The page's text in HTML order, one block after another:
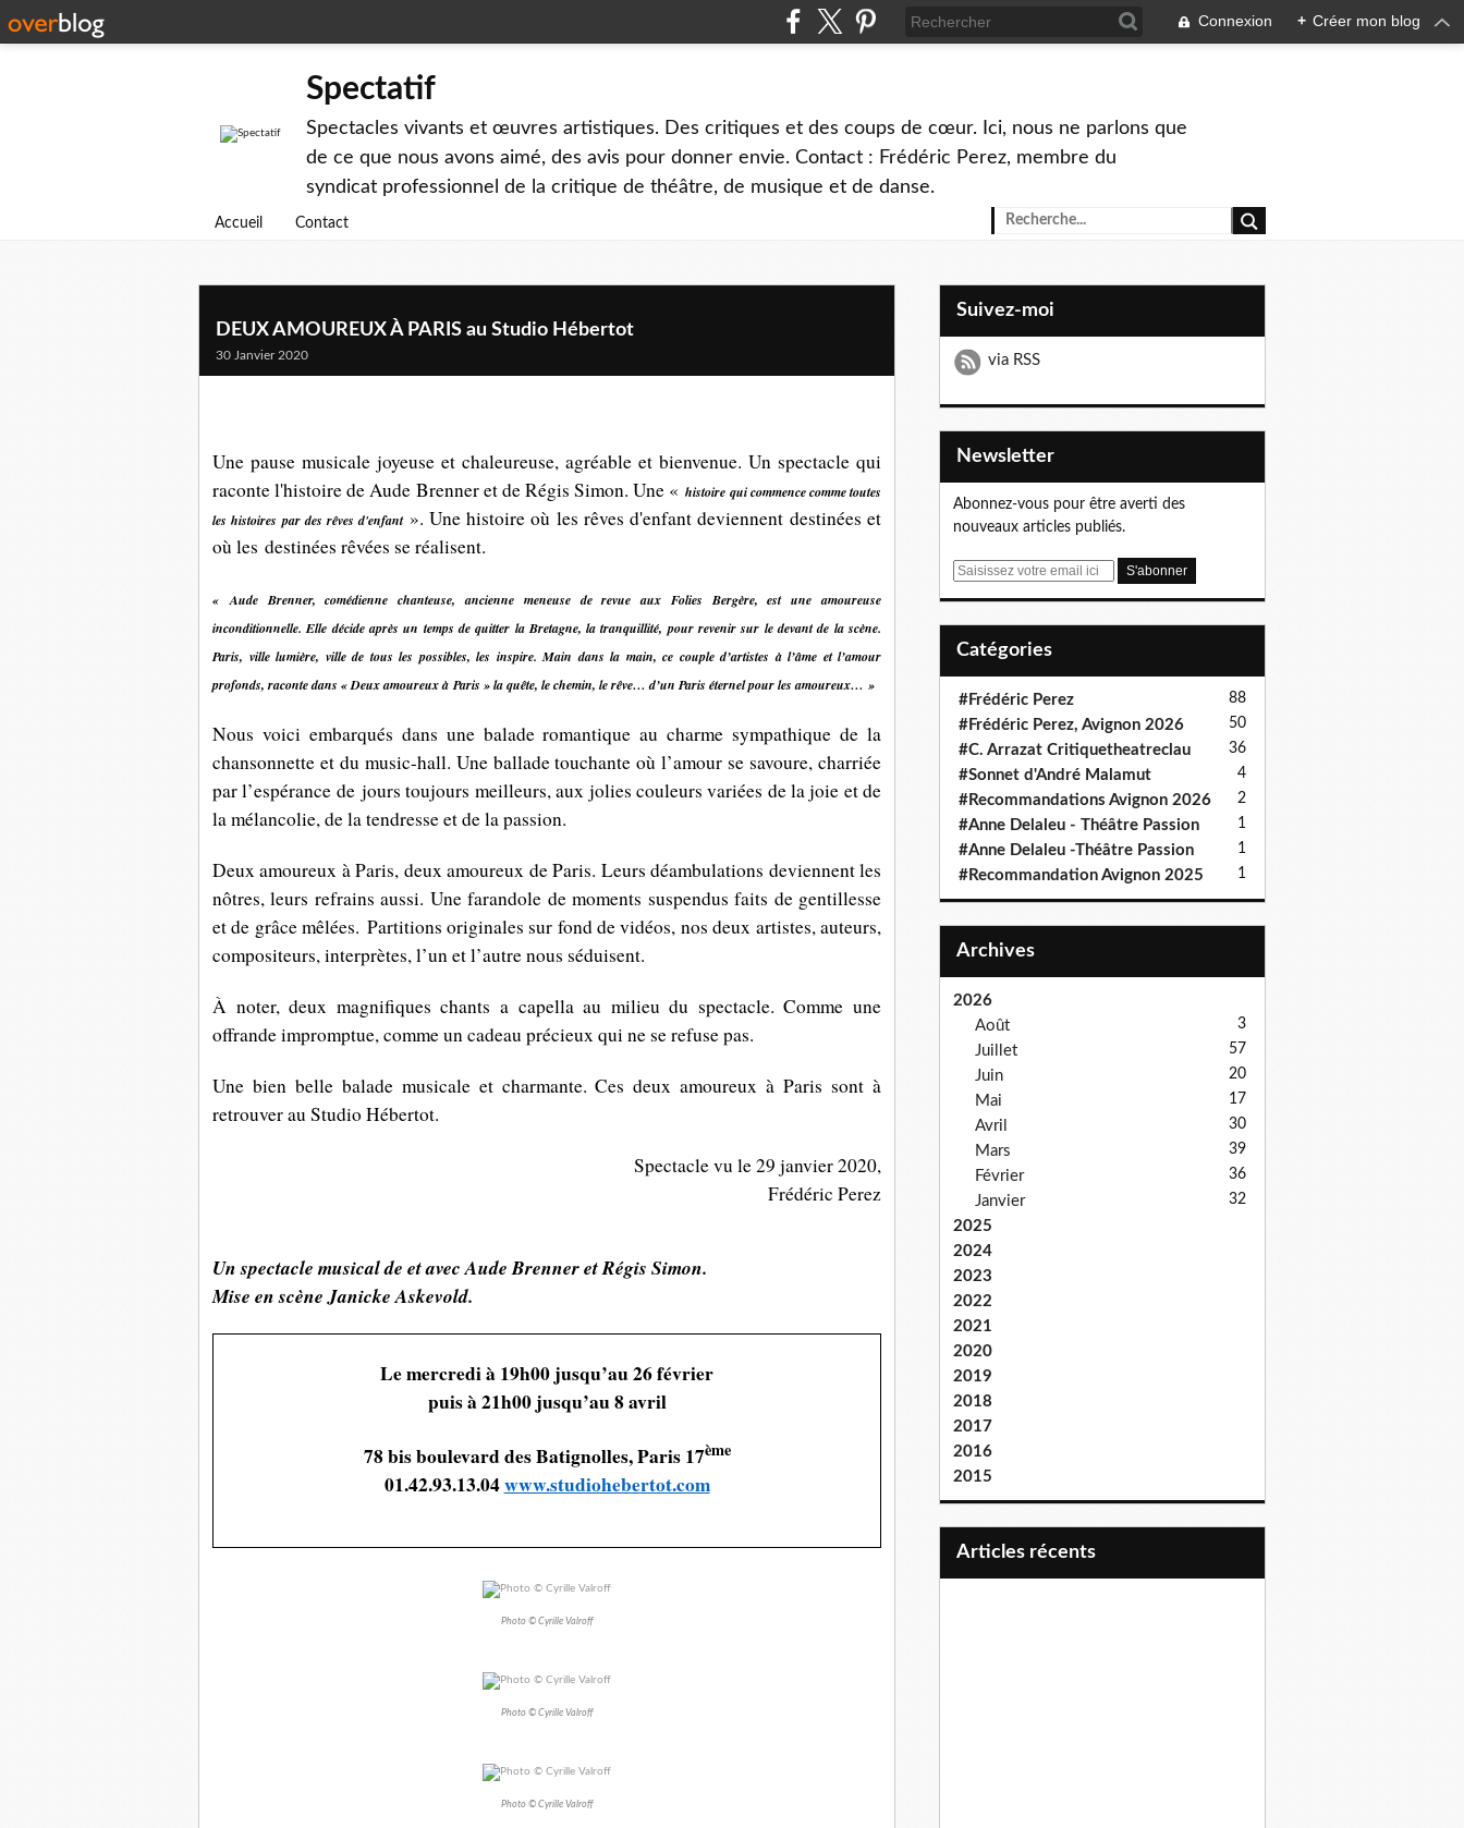
Connexion + Créer mon blog
Spectatif
Spectacles vivants et œuvres artistiques. Des critiques et des coups de cœur. Ici, nous ne parlons que
de ce que nous avons aimé, des avis pour donner envie. Contact : Frédéric Perez, membre du
syndicat professionnel de la critique de théâtre, de musique et de danse.
Accueil Contact
DEUX AMOUREUX À PARIS au Studio Hébertot
30 Janvier 2020
Une pause musicale joyeuse et chaleureuse, agréable et bienvenue. Un spectacle qui
raconte l'histoire de Aude Brenner et de Régis Simon. Une «histoire qui commence comme toutes
les histoires par des rêves d'enfant ». Une histoire où les rêves d'enfant deviennent destinées et
où les destinées rêvées se réalisent.
« Aude Brenner, comédienne chanteuse, ancienne meneuse de revue aux Folies Bergère, est une amoureuse
inconditionnelle. Elle décide après un temps de quitter la Bretagne, la tranquillité, pour revenir sur le devant de la scène.
Paris, ville lumière, ville de tous les possibles, les inspire. Main dans la main, ce couple d’artistes à l’âme et l’amour
profonds, raconte dans « Deux amoureux à Paris » la quête, le chemin, le rêve… d’un Paris éternel pour les amoureux… »
Nous voici embarqués dans une balade romantique au charme sympathique de la
chansonnette et du music-hall. Une ballade touchante où l’amour se savoure, charriée
par l’espérance de jours toujours meilleurs, aux jolies couleurs variées de la joie et de
la mélancolie, de la tendresse et de la passion.
Deux amoureux à Paris, deux amoureux de Paris. Leurs déambulations deviennent les
nôtres, leurs refrains aussi. Une farandole de moments suspendus faits de gentillesse
et de grâce mêlées. Partitions originales sur fond de vidéos, nos deux artistes, auteurs,
compositeurs, interprètes, l’un et l’autre nous séduisent.
À noter, deux magnifiques chants a capella au milieu du spectacle. Comme une
offrande impromptue, comme un cadeau précieux qui ne se refuse pas.
Une bien belle balade musicale et charmante. Ces deux amoureux à Paris sont à
retrouver au Studio Hébertot.
Spectacle vu le 29 janvier 2020,
Frédéric Perez
Un spectacle musical de et avec Aude Brenner et Régis Simon.
Mise en scène Janicke Askevold.
Le mercredi à 19h00 jusqu’au 26 février
puis à 21h00 jusqu’au 8 avril
78 bis boulevard des Batignolles, Paris 17ème
01.42.93.13.04www.studiohebertot.com
Photo © Cyrille Valroff
Photo © Cyrille Valroff
Photo © Cyrille Valroff
Suivez-moi
via RSS
Newsletter
Abonnez-vous pour être averti des
nouveaux articles publiés.
E
Catégories
#Frédéric Perez 88
#Frédéric Perez, Avignon 2026 50
#C. Arrazat Critiquetheatreclau 36
#Sonnet d'André Malamut 4
#Recommandations Avignon 2026 2
#Anne Delaleu - Théâtre Passion 1
#Anne Delaleu -Théâtre Passion 1
#Recommandation Avignon 2025 1
Archives
2026
Août
3
Juillet 57
Juin 20
Mai 17
Avril 30
Mars 39
Février 36
Janvier 32
2025
2024
2023
2022
2021
2020
2019
2018
2017
2016
2015
articles récents